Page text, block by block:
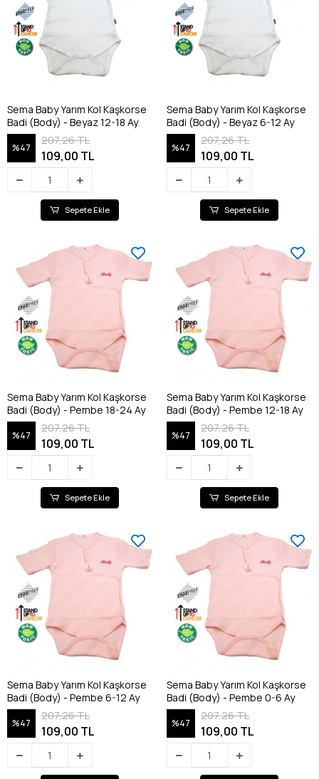
Sema Baby Yarım Kol Kaşkorse
Badi (Body) - Beyaz 12-18 Ay
%47
207,26 TL
109,00 TL
Sepete Ekle
Sema Baby Yarım Kol Kaşkorse
Badi (Body) - Beyaz 6-12 Ay
%47
207,26 TL
109,00 TL
Sepete Ekle
Sema Baby Yarım Kol Kaşkorse
Badi (Body) - Pembe 18-24 Ay
%47
207,26 TL
109,00 TL
Sepete Ekle
Sema Baby Yarım Kol Kaşkorse
Badi (Body) - Pembe 12-18 Ay
%47
207,26 TL
109,00 TL
Sepete Ekle
Sema Baby Yarım Kol Kaşkorse
Badi (Body) - Pembe 6-12 Ay
%47
207,26 TL
109,00 TL
Sema Baby Yarım Kol Kaşkorse
Badi (Body) - Pembe 0-6 Ay
%47
207,26 TL
109,00 TL